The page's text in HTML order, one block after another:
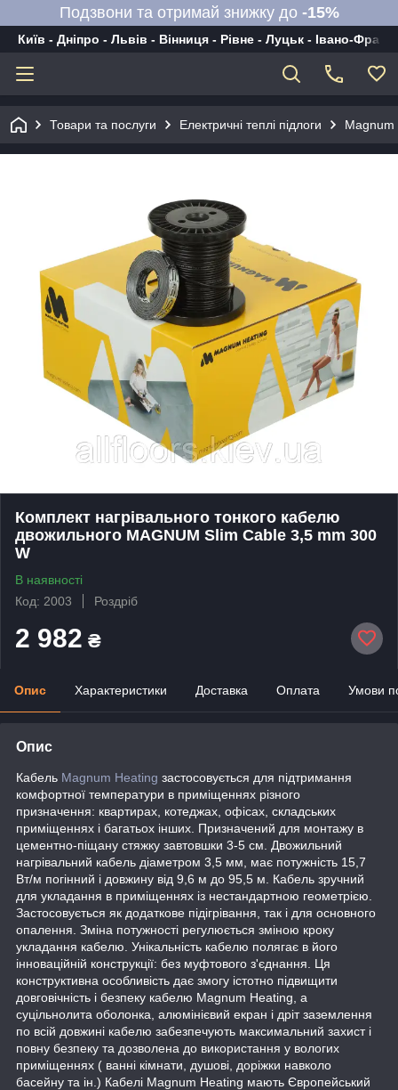
Подзвони та отримай знижку до -15%
Київ - Дніпро - Львів - Вінниця - Рівне - Луцьк - Івано-
Товари та послуги Електричні теплі підлоги Magnum
Комплект нагрівального тонкого кабелю
двожильного MAGNUM Slim Cable 3,5 mm 300
W
В наявності
Код: 2003
Роздріб
2 982 ₴
Опис Характеристики Доставка Оплата Умови
Опис
Кабель Magnum Heating застосовується для підтримання
комфортної температури в приміщеннях різного
призначення: квартирах, котеджах, офісах, складських
приміщеннях і багатьох інших. Призначений для монтажу в
цементно-піщану стяжку завтовшки 3-5 см. Двожильний
нагрівальний кабель діаметром 3,5 мм, має потужність 15,7
Вт/м погінний і довжину від 9,6 м до 95,5 м. Кабель зручний
для укладання в приміщеннях із нестандартною геометрією.
Застосовується як додаткове підігрівання, так і для основного
опалення. Зміна потужності регулюється зміною кроку
укладання кабелю. Унікальність кабелю полягає в його
інноваційній конструкції: без муфтового з'єднання. Ця
конструктивна особливість дає змогу істотно підвищити
довговічність і безпеку кабелю Magnum Heating, а
суцільнолита оболонка, алюмінієвий екран і дріт заземлення
по всій довжині кабелю забезпечують максимальний захист і
повну безпеку та дозволена до використання у вологих
приміщеннях ( ванні кімнати, душові, доріжки навколо
басейну та ін.) Кабелі Magnum Heating мають Європейський